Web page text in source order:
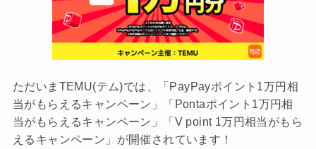
ただいまTEMU(テム)では、「PayPayポイント1万円相
当がもらえるキャンペーン」「Pontaポイント1万円相
当がもらえるキャンペーン」「V point 1万円相当がもら
えるキャンペーン」が開催されています！